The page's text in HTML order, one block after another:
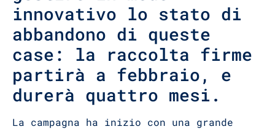
innovativo lo stato di
abbandono di queste
case: la raccolta firme
partirà a febbraio, e
durerà quattro mesi.
La campagna ha inizio con una grande